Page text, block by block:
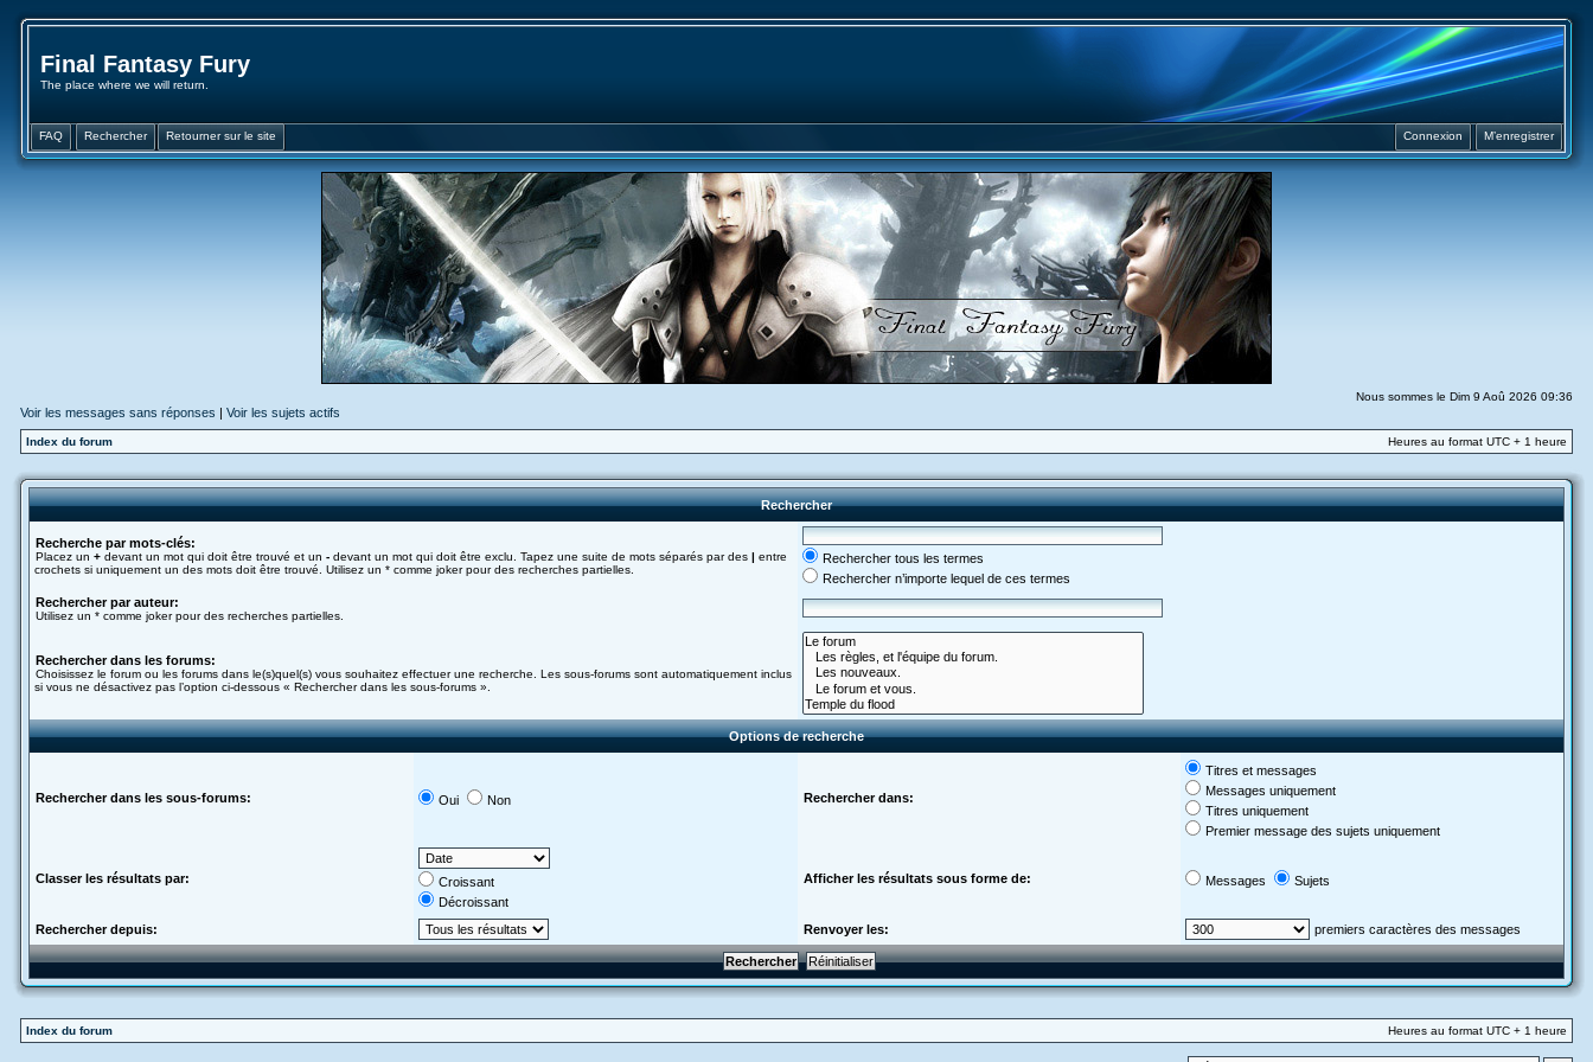
Final Fantasy Fury
The place where we will return.
FAQ Rechercher Retourner sur le site M’enregistrer
Connexion
Nous sommes le Dim 9 Aoû 2026 09:36
Voir les messages sans réponses | Voir les sujets actifs
Index du forum Heures au format UTC + 1 heure
Rechercher
Recherche par mots-clés:
Placez un + devant un mot qui doit être trouvé et un - devant un mot qui doit être exclu. Tapez une suite de mots séparés par des | entre
crochets si uniquement un des mots doit être trouvé. Utilisez un * comme joker pour des recherches partielles.
Rechercher tous les termes
Rechercher n’importe lequel de ces termes
Rechercher par auteur:
Utilisez un * comme joker pour des recherches partielles.
Rechercher dans les forums:
Choisissez le forum ou les forums dans le(s)quel(s) vous souhaitez effectuer une recherche. Les sous-forums sont automatiquement inclus
si vous ne désactivez pas l’option ci-dessous « Rechercher dans les sous-forums ».
Options de recherche
Rechercher dans les sous-forums: Oui Non Rechercher dans:
Titres et messages
Messages uniquement
Titres uniquement
Premier message des sujets uniquement
Classer les résultats par:
Croissant
Décroissant
Afficher les résultats sous forme de: Messages Sujets
Rechercher depuis: Renvoyer les: premiers caractères des messages
Index du forum Heures au format UTC + 1 heure